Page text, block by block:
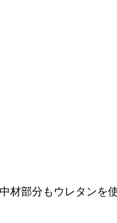
材部分もウレタンを